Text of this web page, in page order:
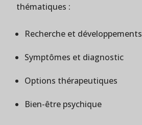
thématiques :
Recherche et développements
Symptômes et diagnostic
Options thérapeutiques
Bien-être psychique